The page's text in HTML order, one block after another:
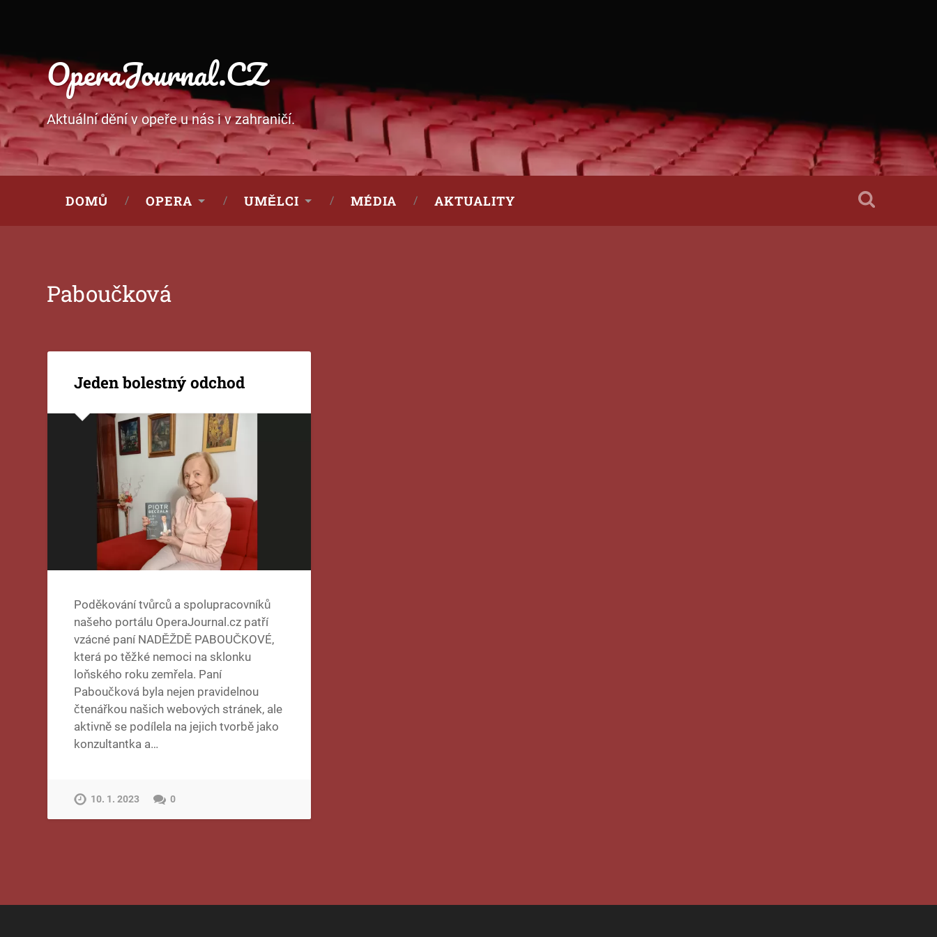
OperaJournal.CZ
Aktuální dění v opeře u nás i v zahraničí.
DOMŮ OPERA UMĚLCI MÉDIA AKTUALITY
Paboučková
Jeden bolestný odchod
Poděkování tvůrců a spolupracovníků
našeho portálu OperaJournal.cz patří
vzácné paní NADĚŽDĚ PABOUČKOVÉ,
která po těžké nemoci na sklonku
loňského roku zemřela. Paní
Paboučková byla nejen pravidelnou
čtenářkou našich webových stránek, ale
aktivně se podílela na jejich tvorbě jako
konzultantka a…
10. 1. 2023 0